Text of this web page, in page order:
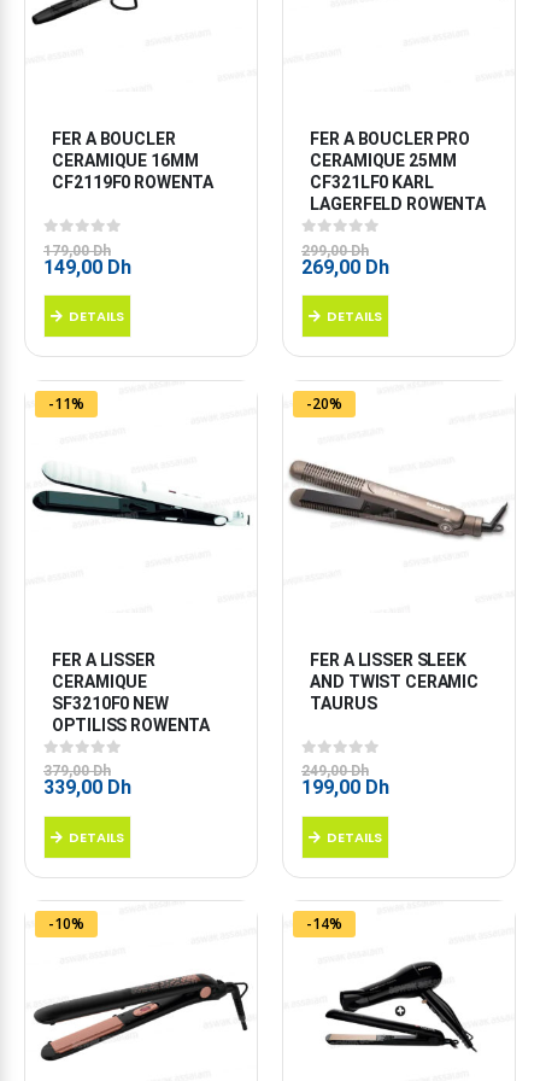
FER A BOUCLER
CERAMIQUE 16MM
CF2119F0 ROWENTA
0 sur 5
179,00Dh
Le
était :
179,00 Dh.
149,00 DhLe
DETAILS
FER A BOUCLER PRO
CERAMIQUE 25MM
CF321LF0 KARL
LAGERFELD ROWENTA
0sur 5
299,00Dh
Le
était :
299,00 Dh.
269,00 DhLe
DETAILS
-11%
FER A LISSER
CERAMIQUE
SF3210F0 NEW
OPTILISS ROWENTA
0sur 5
379,00Dh
Le
initial
était :
379,00 Dh.
339,00 DhLe
DETAILS
-20%
FER A LISSER SLEEK
AND TWIST CERAMIC
TAURUS
0sur 5
249,00Dh
Le
initial
était :
249,00 Dh.
199,00 DhLe
DETAILS
-10% -14%